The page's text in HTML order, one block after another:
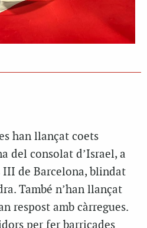
han llançat coets
del consolat d’Israel, a
III de Barcelona, blindat
També n’han llançat
respost amb càrregues.
per fer barricades